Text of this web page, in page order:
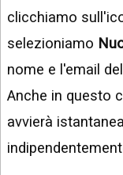
clicchiamo
selezioniamo
nome e l'email
Anche in questo
avvierà